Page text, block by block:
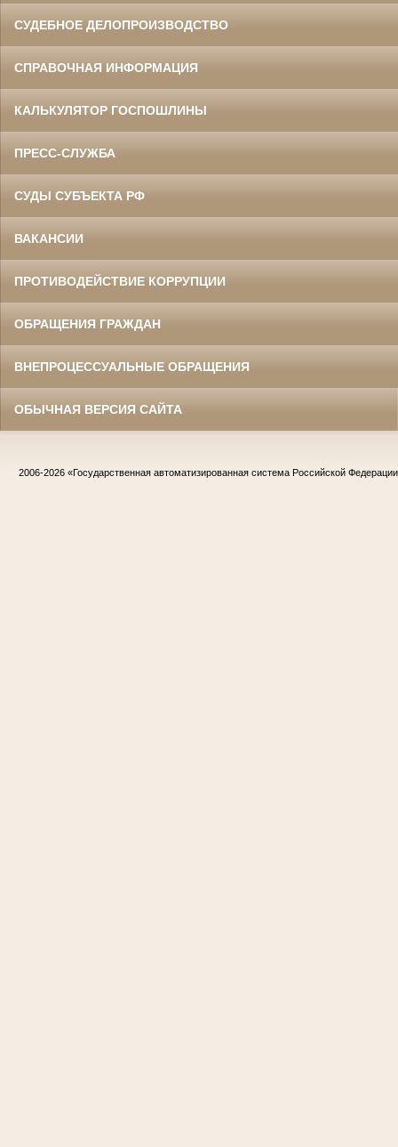
СУДЕБНОЕ ДЕЛОПРОИЗВОДСТВО
СПРАВОЧНАЯ ИНФОРМАЦИЯ
КАЛЬКУЛЯТОР ГОСПОШЛИНЫ
ПРЕСС-СЛУЖБА
СУДЫ СУБЪЕКТА РФ
ВАКАНСИИ
ПРОТИВОДЕЙСТВИЕ КОРРУПЦИИ
ОБРАЩЕНИЯ ГРАЖДАН
ВНЕПРОЦЕССУАЛЬНЫЕ ОБРАЩЕНИЯ
ОБЫЧНАЯ ВЕРСИЯ САЙТА
2006-2026 «Государственная автоматизированная система Российской